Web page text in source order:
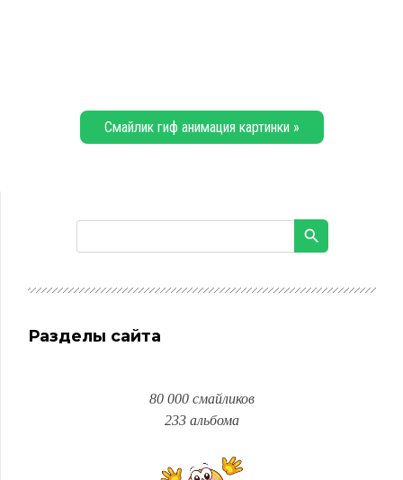
Смайлик гиф анимация картинки »
Разделы сайта
80 000 смайликов
233 альбома